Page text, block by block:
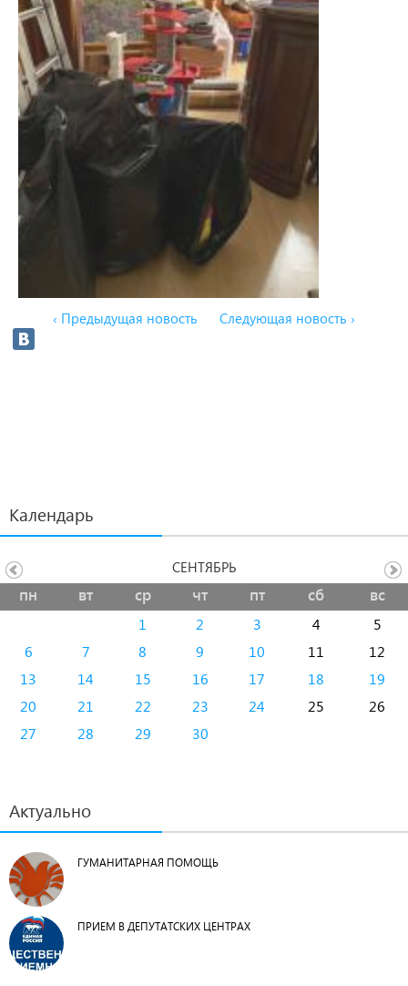
‹ Предыдущая новость Следующая новость ›
Календарь
пн вт ср чт пт сб вс
1 2 3 4
5
6
7 8 9 10 11
12
13
14 15 16 17 18
19
20
21 22 23 24 25
26
27
28 29 30
СЕНТЯБРЬ
Актуально
ГУМАНИТАРНАЯ ПОМОЩЬ
ПРИЕМ В ДЕПУТАТСКИХ ЦЕНТРАХ